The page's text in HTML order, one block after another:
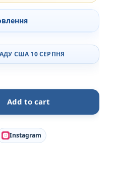
США 10 СЕРПНЯ
Valentine`s Day (Рожева з
Add to cart
Instagram